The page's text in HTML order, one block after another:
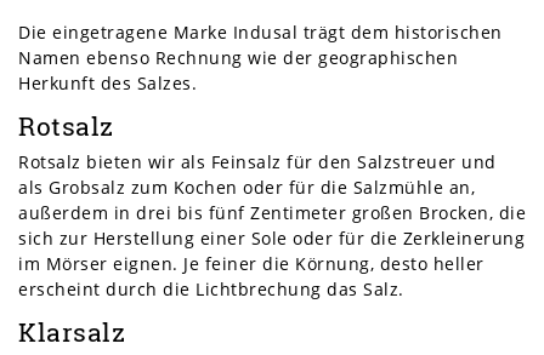
Die eingetragene Marke Indusal trägt dem historischen
Namen ebenso Rechnung wie der geographischen
Herkunft des Salzes.
Rotsalz
Rotsalz bieten wir als Feinsalz für den Salzstreuer und
als Grobsalz zum Kochen oder für die Salzmühle an,
außerdem in drei bis fünf Zentimeter großen Brocken, die
sich zur Herstellung einer Sole oder für die Zerkleinerung
im Mörser eignen. Je feiner die Körnung, desto heller
erscheint durch die Lichtbrechung das Salz.
Klarsalz